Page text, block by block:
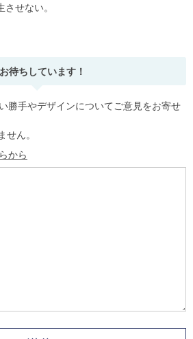
せない。
お待ちしています！
勝手やデザインについてご意見をお寄せ
ん。
から